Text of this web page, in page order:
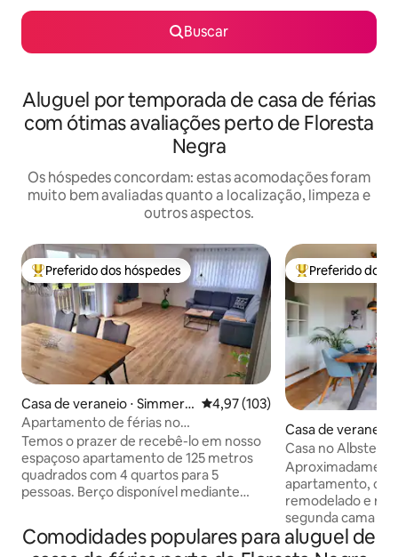
Buscar
Aluguel por temporada de casa de férias
com ótimas avaliações perto de Floresta
Negra
Os hóspedes concordam: estas acomodações foram
muito bem avaliadas quanto a localização, limpeza e
outros aspectos.
Entre os melhores preferidos dos hóspedes
Preferido dos hóspedes
Casa de veraneio ⋅ Simmers
feld
4,97 de uma avaliação média de
4,97 (103)
Apartamento de férias no
Simmersfelder Blick
Temos o prazer de recebê-lo em nosso
espaçoso apartamento de 125 metros
quadrados com 4 quartos para 5
pessoas. Berço disponível mediante
uma área de estar aconchegante para
relaxar, mas ao mesmo tempo é um
Entre os
Preferido dos
Casa de veraneio
Casa no Albsteig
jardim
apartamento,
remodelado e
segunda cama é
que pode ser
sala de estar.
Comodidades populares para aluguel de